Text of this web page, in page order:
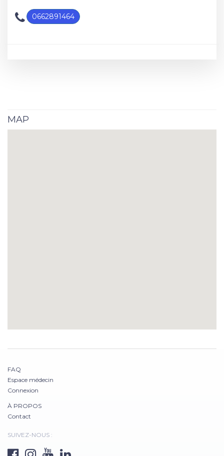
0662891464
MAP
FAQ
Espace médecin
Connexion
À PROPOS
Contact
SUIVEZ-NOUS :